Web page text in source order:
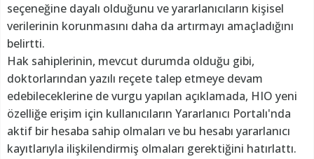
seçeneğine dayalı olduğunu ve yararlanıcıların kişisel
verilerinin korunmasını daha da artırmayı amaçladığını
belirtti.
Hak sahiplerinin, mevcut durumda olduğu gibi,
doktorlarından yazılı reçete talep etmeye devam
edebileceklerine de vurgu yapılan açıklamada, HIO yeni
özelliğe erişim için kullanıcıların Yararlanıcı Portalı'nda
aktif bir hesaba sahip olmaları ve bu hesabı yararlanıcı
kayıtlarıyla ilişkilendirmiş olmaları gerektiğini hatırlattı.